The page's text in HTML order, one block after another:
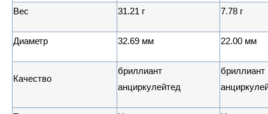
Вес 31.21 г 7.78 г
Диаметр 32.69 мм 22.00 мм
Качество
бриллиант
анциркулейтед
бриллиант